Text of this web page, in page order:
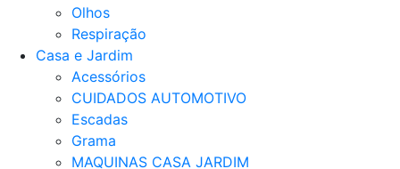
Olhos
Respiração
Casa e Jardim
Acessórios
CUIDADOS AUTOMOTIVO
Escadas
Grama
MAQUINAS CASA JARDIM